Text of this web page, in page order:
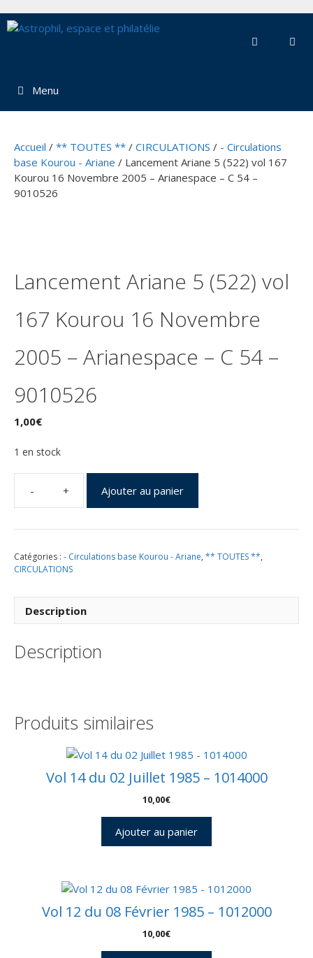
au
Menu
Accueil / ** TOUTES ** / CIRCULATIONS / - Circulations
base Kourou - Ariane / Lancement Ariane 5 (522) vol 167
Kourou 16 Novembre 2005 – Arianespace – C 54 –
9010526
Lancement Ariane 5 (522) vol
167 Kourou 16 Novembre
2005 – Arianespace – C 54 –
9010526
1,00€
1 en stock
quantité
de
Lancement
5
Novembre
C
-
9010526
Ajouter au panier
Catégories : - Circulations base Kourou - Ariane, ** TOUTES **,
CIRCULATIONS
Description
Description
Produits similaires
Vol 14 du 02 Juillet 1985 – 1014000
10,00€
Ajouter au panier
Vol 12 du 08 Février 1985 – 1012000
10,00€